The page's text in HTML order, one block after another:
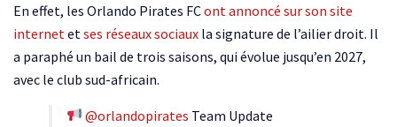
En effet, les Orlando Pirates FCont annoncé sur son site
internet et ses réseaux sociaux la signature de l’ailier droit. Il
a paraphé un bail de trois saisons, qui évolue jusqu’en 2027,
avec le club sud-africain.
@orlandopirates Team Update